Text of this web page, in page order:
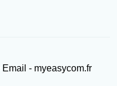
- myeasycom.fr